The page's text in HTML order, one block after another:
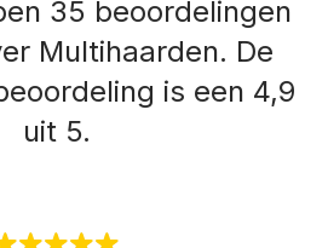
35 beoordelingen
Multihaarden. De
is een 4,9
uit 5.